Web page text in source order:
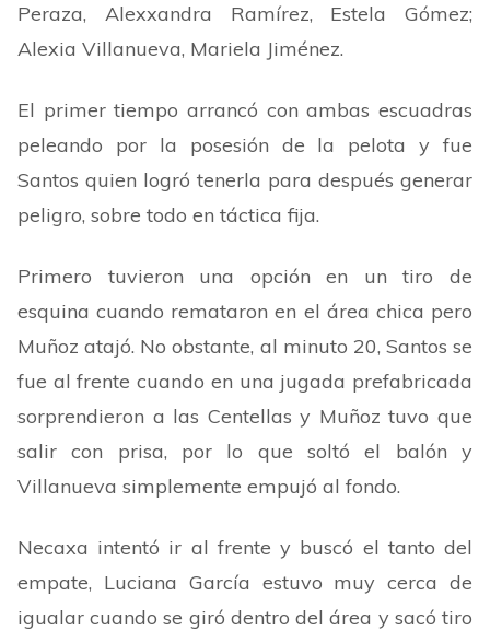
Peraza, Alexxandra Ramírez, Estela Gómez;
Alexia Villanueva, Mariela Jiménez.
El primer tiempo arrancó con ambas escuadras
peleando por la posesión de la pelota y fue
Santos quien logró tenerla para después generar
peligro, sobre todo en táctica fija.
Primero tuvieron una opción en un tiro de
esquina cuando remataron en el área chica pero
Muñoz atajó. No obstante, al minuto 20, Santos se
fue al frente cuando en una jugada prefabricada
sorprendieron a las Centellas y Muñoz tuvo que
salir con prisa, por lo que soltó el balón y
Villanueva simplemente empujó al fondo.
Necaxa intentó ir al frente y buscó el tanto del
empate, Luciana García estuvo muy cerca de
igualar cuando se giró dentro del área y sacó tiro